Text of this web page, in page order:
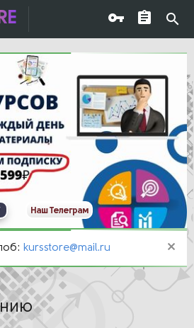
Наш Телеграм
kursstore@mail.ru